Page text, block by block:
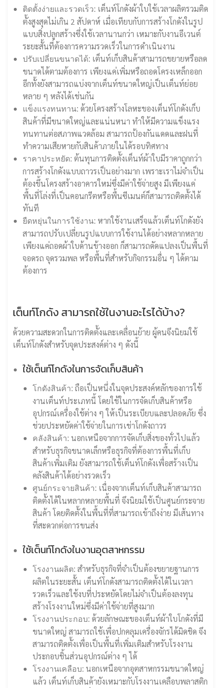
ติดตั้งง่ายและรวดเร็ว: เต็นท์โกดังผ้าใบใช้เวลาผลิตรวมติด
ตั้งสูงสุดไม่เกิน 2 สัปดาห์ เมื่อเทียบกับการสร้างโกดังในรูป
แบบสิ่งปลูกสร้างซึ่งใช้เวลานานกว่า เหมาะกับงานอีเวนต์
ระยะสั้นที่ต้องการความรวดเร็วในการดำเนินงาน
ปรับเปลี่ยนขนาดได้: เต็นท์เก็บสินค้าสามารถขยายหรือลด
ขนาดได้ตามต้องการ เพียงแค่เพิ่มหรือถอดโครงเหล็กออก
อีกทั้งยังสามารถแบ่งจากเต็นท์ขนาดใหญ่เป็นเต็นท์ย่อย
หลาย ๆ หลังได้เช่นกัน
แข็งแรงทนทาน: ด้วยโครงสร้างโลหะของเต็นท์โกดังเก็บ
สินค้าที่มีขนาดใหญ่และแน่นหนา ทำให้มีความแข็งแรง
ทนทานต่อสภาพแวดล้อม สามารถป้องกันแดดและฝนที่
ทำความเสียหายกับสินค้าภายในได้รอบทิศทาง
ราคาประหยัด: ต้นทุนการติดตั้งเต็นท์ผ้าใบมีราคาถูกกว่า
การสร้างโกดังแบบถาวรเป็นอย่างมาก เพราะเราไม่จำเป็น
ต้องขึ้นโครงสร้างอาคารใหม่ซึ่งมีค่าใช้จ่ายสูง มีเพียงแค่
พื้นที่โล่งที่เป็นคอนกรีตหรือพื้นซีเมนต์ก็สามารถติดตั้งได้
ทันที
ยืดหยุ่นในการใช้งาน: หากใช้งานเสร็จแล้วเต็นท์โกดังยัง
สามารถปรับเปลี่ยนรูปแบบการใช้งานได้อย่างหลากหลาย
เพียงแค่ถอดผ้าใบด้านข้างออก ก็สามารถดัดแปลงเป็นพื้นที่
จอดรถ จุดรวมพล หรือพื้นที่สำหรับกิจกรรมอื่น ๆ ได้ตาม
ต้องการ
เต็นท์โกดัง สามารถใช้ในงานอะไรได้บ้าง?
ด้วยความสะดวกในการติดตั้งและเคลื่อนย้าย ผู้คนจึงนิยมใช้
เต็นท์โกดังสำหรับจุดประสงค์ต่าง ๆ ดังนี้
ใช้เต็นท์โกดังในการจัดเก็บสินค้า
โกดังสินค้า: ถือเป็นหนึ่งในจุดประสงค์หลักของการใช้
งานเต็นท์ประเภทนี้ โดยใช้ในการจัดเก็บสินค้าหรือ
อุปกรณ์เครื่องใช้ต่าง ๆ ให้เป็นระเบียบและปลอดภัย ซึ่ง
ช่วยประหยัดค่าใช้จ่ายในการเช่าโกดังถาวร
คลังสินค้า: นอกเหนือจากการจัดเก็บสิ่งของทั่วไปแล้ว
สำหรับธุรกิจขนาดเล็กหรือธุรกิจที่ต้องการพื้นที่เก็บ
สินค้าเพิ่มเติม ยังสามารถใช้เต็นท์โกดังเพื่อสร้างเป็น
คลังสินค้าได้อย่างรวดเร็ว
ศูนย์กระจายสินค้า: เนื่องจากเต็นท์เก็บสินค้าสามารถ
ติดตั้งได้ในหลากหลายพื้นที่ จึงนิยมใช้เป็นศูนย์กระจาย
สินค้า โดยติดตั้งในพื้นที่ที่สามารถเข้าถึงง่าย มีเส้นทาง
ที่สะดวกต่อการขนส่ง
ใช้เต็นท์โกดังในงานอุตสาหกรรม
โรงงานผลิต: สำหรับธุรกิจที่จำเป็นต้องขยายฐานการ
ผลิตในระยะสั้น เต็นท์โกดังสามารถติดตั้งได้ในเวลา
รวดเร็วและใช้งบที่ประหยัดโดยไม่จำเป็นต้องลงทุน
สร้างโรงงานใหม่ซึ่งมีค่าใช้จ่ายที่สูงมาก
โรงงานประกอบ: ด้วยลักษณะของเต็นท์ผ้าใบโกดังที่มี
ขนาดใหญ่ สามารถใช้เพื่อปกคลุมเครื่องจักรได้มิดชิด จึง
สามารถติดตั้งเพื่อเป็นพื้นที่เพิ่มเติมสำหรับโรงงาน
ประกอบชิ้นส่วนอุปกรณ์ต่าง ๆ ได้
โรงงานเคลือบ: นอกเหนือจากอุตสาหกรรมขนาดใหญ่
แล้ว เต็นท์เก็บสินค้ายังเหมาะกับโรงงานเคลือบพลาสติก